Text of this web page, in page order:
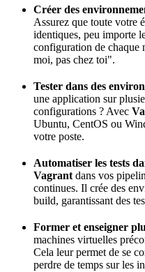
Créer des
Assurez que toute votre
identiques, peu importe
configuration de chaque
moi, pas chez toi".
Tester dans des
une application sur
configurations ? Avec
Ubuntu, CentOS ou
votre poste.
Automatiser les tests
Vagrant dans vos
continues. Il crée des
build, garantissant des
Former et enseigner
machines virtuelles
Cela leur permet de se
perdre de temps sur les